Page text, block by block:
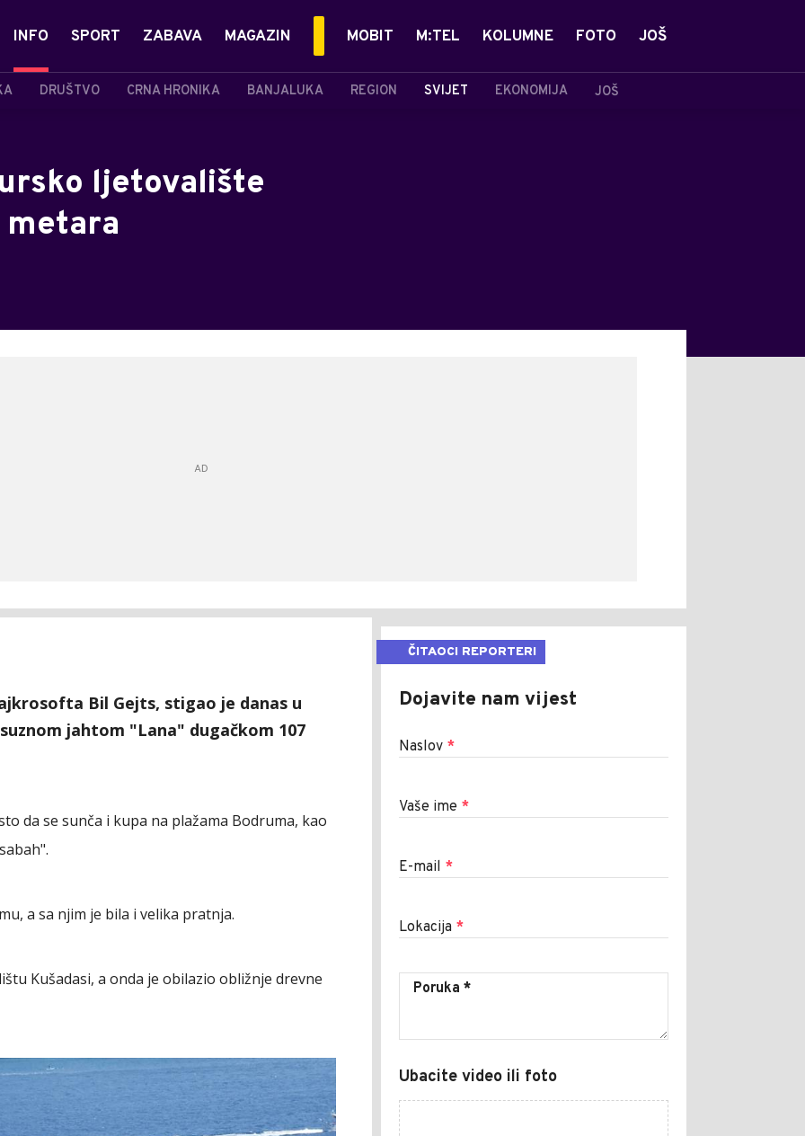
INFO
DRUŠTVO CRNA HRONIKA BANJALUKA REGION SVIJET EKONOMIJA JOŠ
SPORT ZABAVA MAGAZIN MOBIT M:TEL KOLUMNE FOTO JOŠ
ljetovalište
metara
Bil Gejts, stigao je danas u
jahtom "Lana" dugačkom 107
da se sunča i kupa na plažama Bodruma, kao
a sa njim je bila i velika pratnja.
Kušadasi, a onda je obilazio obližnje drevne
ČITAOCI REPORTERI
Dojavite nam vijest
Naslov *
Vaše ime *
E-mail *
Lokacija *
Ubacite video ili foto